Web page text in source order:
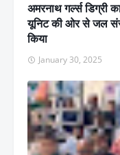
अमरनाथ गर्ल्स डिग्री
यूनिट की ओर से जल
किया
January 30, 2025